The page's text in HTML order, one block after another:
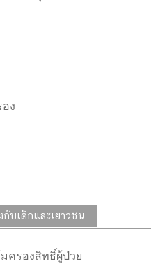
ง
บเด็กและเยาวชน
ครองสิทธิ์ผู้ป่วย